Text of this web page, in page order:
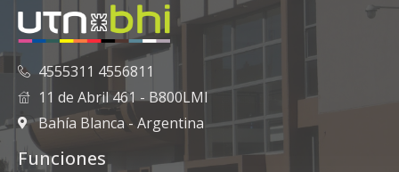
4555311 4556811
11 de Abril 461 - B800LMI
Bahía Blanca - Argentina
Funciones